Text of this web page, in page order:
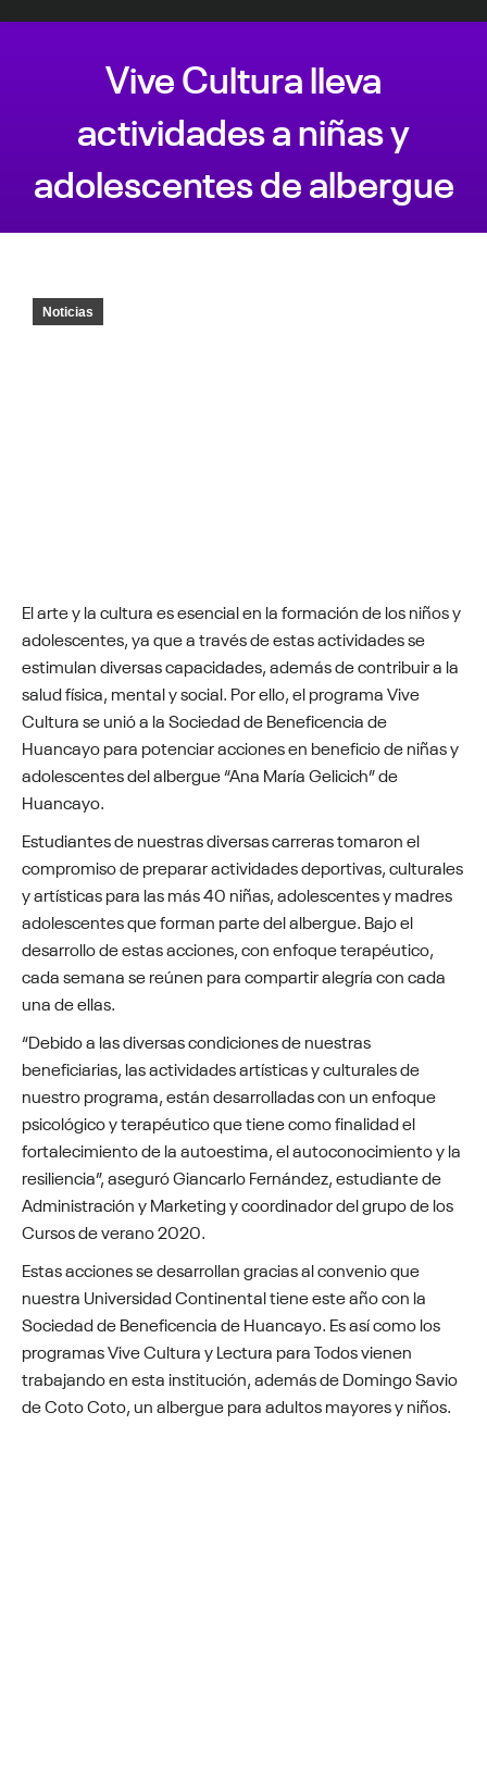
Vive Cultura lleva
actividades a niñas y
adolescentes de albergue
Noticias
El arte y la cultura es esencial en la formación de los niños y
adolescentes, ya que a través de estas actividades se
estimulan diversas capacidades, además de contribuir a la
salud física, mental y social. Por ello, el programa Vive
Cultura se unió a la Sociedad de Beneficencia de
Huancayo para potenciar acciones en beneficio de niñas y
adolescentes del albergue “Ana María Gelicich” de
Huancayo.
Estudiantes de nuestras diversas carreras tomaron el
compromiso de preparar actividades deportivas, culturales
y artísticas para las más 40 niñas, adolescentes y madres
adolescentes que forman parte del albergue. Bajo el
desarrollo de estas acciones, con enfoque terapéutico,
cada semana se reúnen para compartir alegría con cada
una de ellas.
“Debido a las diversas condiciones de nuestras
beneficiarias, las actividades artísticas y culturales de
nuestro programa, están desarrolladas con un enfoque
psicológico y terapéutico que tiene como finalidad el
fortalecimiento de la autoestima, el autoconocimiento y la
resiliencia”, aseguró Giancarlo Fernández, estudiante de
Administración y Marketing y coordinador del grupo de los
Cursos de verano 2020.
Estas acciones se desarrollan gracias al convenio que
nuestra Universidad Continental tiene este año con la
Sociedad de Beneficencia de Huancayo. Es así como los
programas Vive Cultura y Lectura para Todos vienen
trabajando en esta institución, además de Domingo Savio
de Coto Coto, un albergue para adultos mayores y niños.